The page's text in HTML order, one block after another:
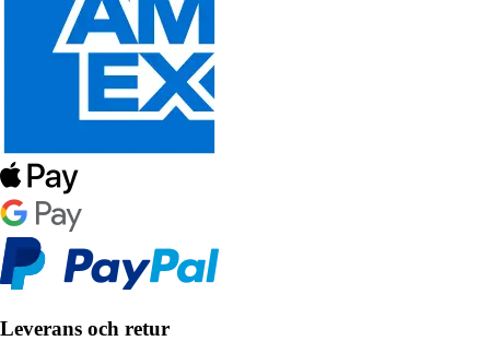
Leverans och retur